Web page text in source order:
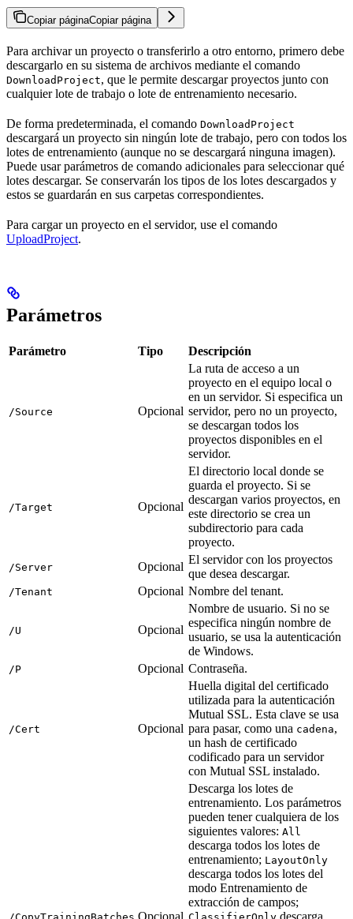
Copiar páginaCopiar página
Para archivar un proyecto o transferirlo a otro entorno, primero debe
descargarlo en su sistema de archivos mediante el comando
DownloadProject, que le permite descargar proyectos junto con
cualquier lote de trabajo o lote de entrenamiento necesario.
De forma predeterminada, el comando DownloadProject
descargará un proyecto sin ningún lote de trabajo, pero con todos los
lotes de entrenamiento (aunque no se descargará ninguna imagen).
Puede usar parámetros de comando adicionales para seleccionar qué
lotes descargar. Se conservarán los tipos de los lotes descargados y
estos se guardarán en sus carpetas correspondientes.
Para cargar un proyecto en el servidor, use el comando
UploadProject.
Parámetros
Parámetro Tipo Descripción
/Source Opcional
La ruta de acceso a un
proyecto en el equipo local o
en un servidor. Si especifica un
servidor, pero no un proyecto,
se descargan todos los
proyectos disponibles en el
servidor.
/Target Opcional
El directorio local donde se
guarda el proyecto. Si se
descargan varios proyectos, en
este directorio se crea un
subdirectorio para cada
proyecto.
/Server Opcional
El servidor con los proyectos
que desea descargar.
/Tenant Opcional Nombre del tenant.
/U Opcional
Nombre de usuario. Si no se
especifica ningún nombre de
usuario, se usa la autenticación
de Windows.
/P Opcional Contraseña.
/Cert Opcional
Huella digital del certificado
utilizada para la autenticación
Mutual SSL. Esta clave se usa
para pasar, como una cadena,
un hash de certificado
codificado para un servidor
con Mutual SSL instalado.
Opcional
Descarga los lotes de
entrenamiento. Los parámetros
pueden tener cualquiera de los
siguientes valores: All
descarga todos los lotes de
entrenamiento; LayoutOnly
descarga todos los lotes del
modo Entrenamiento de
extracción de campos;
descarga